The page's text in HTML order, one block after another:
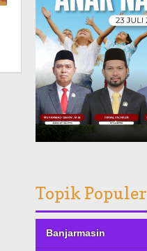
Topik Populer
Banjarmasin